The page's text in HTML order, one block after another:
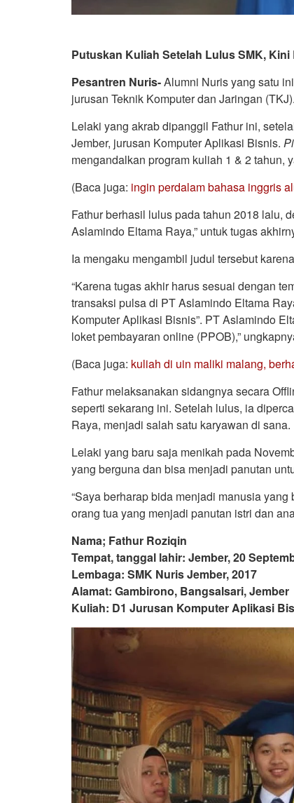
Putuskan Kuliah Setelah Lulus SMK,
Pesantren Nuris-Alumni Nuris yang satu
jurusan Teknik Komputer dan Jaringan
Lelaki yang akrab dipanggil Fathur ini,
Jember, jurusan Komputer Aplikasi Bisnis.
mengandalkan program kuliah 1 & 2 tahun,
(Baca juga: ingin perdalam bahasa inggris
Fathur berhasil lulus pada tahun 2018 lalu,
Aslamindo Eltama Raya,” untuk tugas
Ia mengaku mengambil judul tersebut
“Karena tugas akhir harus sesuai dengan
transaksi pulsa di PT Aslamindo Eltama
Komputer Aplikasi Bisnis”. PT Aslamindo
loket pembayaran online (PPOB),”
(Baca juga: kuliah di uin maliki malang,
Fathur melaksanakan sidangnya secara
seperti sekarang ini. Setelah lulus, ia
Raya, menjadi salah satu karyawan di sana.
Lelaki yang baru saja menikah pada
yang berguna dan bisa menjadi panutan
“Saya berharap bida menjadi manusia
orang tua yang menjadi panutan istri dan
Nama; Fathur Roziqin
Tempat, tanggal lahir: Jember, 20
Lembaga: SMK Nuris Jember, 2017
Alamat: Gambirono, Bangsalsari, Jember
Kuliah: D1 Jurusan Komputer Aplikasi